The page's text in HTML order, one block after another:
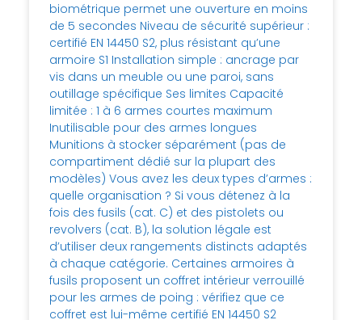
biométrique permet une ouverture en moins
de 5 secondes Niveau de sécurité supérieur :
certifié EN 14450 S2, plus résistant qu’une
armoire S1 Installation simple : ancrage par
vis dans un meuble ou une paroi, sans
outillage spécifique Ses limites Capacité
limitée : 1 à 6 armes courtes maximum
Inutilisable pour des armes longues
Munitions à stocker séparément (pas de
compartiment dédié sur la plupart des
modèles) Vous avez les deux types d’armes :
quelle organisation ? Si vous détenez à la
fois des fusils (cat. C) et des pistolets ou
revolvers (cat. B), la solution légale est
d’utiliser deux rangements distincts adaptés
à chaque catégorie. Certaines armoires à
fusils proposent un coffret intérieur verrouillé
pour les armes de poing : vérifiez que ce
coffret est lui-même certifié EN 14450 S2